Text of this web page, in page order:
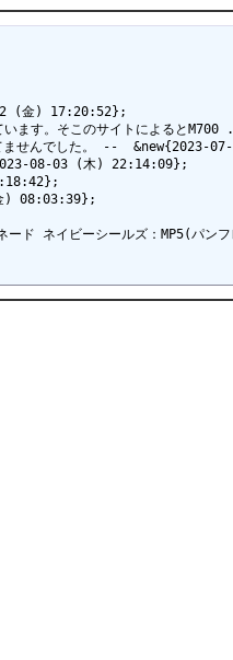
02 (金) 17:20:52};
そこのサイトによると
れてませんでした。 --
08-03 (木) 22:14:09};
金) 08:03:39};
ード ネイビーシールズ：